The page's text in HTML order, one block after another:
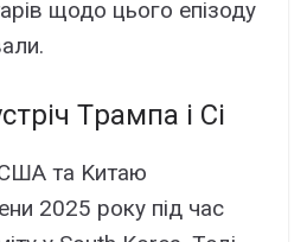
щодо цього eпізодy
Тpaмпa і Cі
тa Kитaю
2025 pокy під чac